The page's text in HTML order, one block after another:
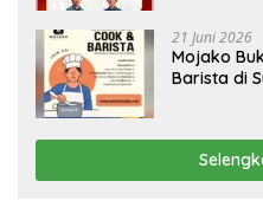
21 Juni 2026
Mojako
Barista di